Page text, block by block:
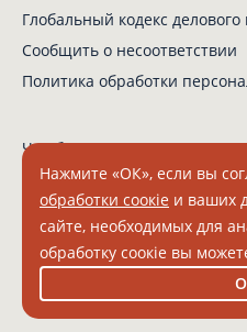
Глобальный кодекс
Сообщить о несоответствии
Политика обработки
© 2026 Grundig. Все права
ООО "БЕКО" ИНН 7804157910 КПП
8 (800) 200 23 56
Чат-бот в Телеграм
Нажмите «ОК», если вы
обработки соокіе и ваших
сайте, необходимых для
обработку соокіе вы